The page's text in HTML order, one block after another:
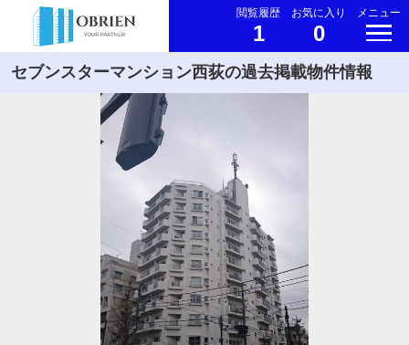
閲覧履歴
1
お気に入り
0
メニュー
セブンスターマンション西荻の過去掲載物件情報